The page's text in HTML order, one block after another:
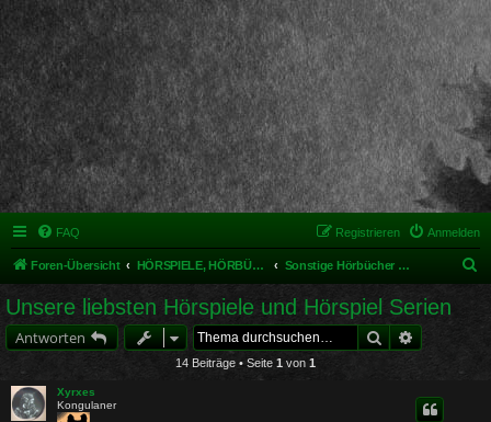
FAQ Anmelden
Registrieren
Foren-Übersicht HÖRSPIELE, HÖRBÜCHER UND MUSIKALISCHES Sonstige Hörbücher und Hörspiele
Unsere liebsten Hörspiele und Hörspiel Serien
Antworten SucheErweiterte
14 Beiträge • Seite 1 von 1
Xyrxes
Kongulaner